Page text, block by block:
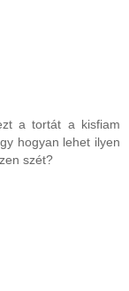
a tortát a kisfiam
hogyan lehet ilyen
szét?